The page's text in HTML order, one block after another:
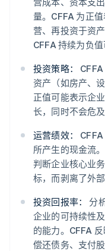
量。CFFA 为正
营、再投资于资
CFFA 持续为负
投资策略：
资产（如房产、
正值可能表示企
长，同时不会危及
运营绩效：
所产生的现金流
判断企业核心业
标，而剥离了外
投资回报率：
分
企业的可持续性
的能力。CFFA
偿还债务、支付